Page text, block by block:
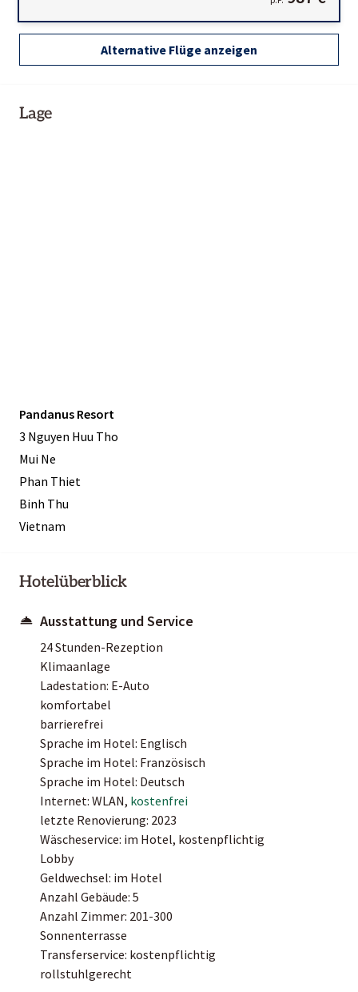
Alternative Flüge anzeigen
Lage
Pandanus Resort
3 Nguyen Huu Tho
Mui Ne
Phan Thiet
Binh Thu
Vietnam
Hotelüberblick
Ausstattung und Service
24 Stunden-Rezeption
Klimaanlage
Ladestation: E-Auto
komfortabel
barrierefrei
Sprache im Hotel: Englisch
Sprache im Hotel: Französisch
Sprache im Hotel: Deutsch
Internet: WLAN, kostenfrei
letzte Renovierung: 2023
Wäscheservice: im Hotel, kostenpflichtig
Lobby
Geldwechsel: im Hotel
Anzahl Gebäude: 5
Anzahl Zimmer: 201-300
Sonnenterrasse
Transferservice: kostenpflichtig
rollstuhlgerecht